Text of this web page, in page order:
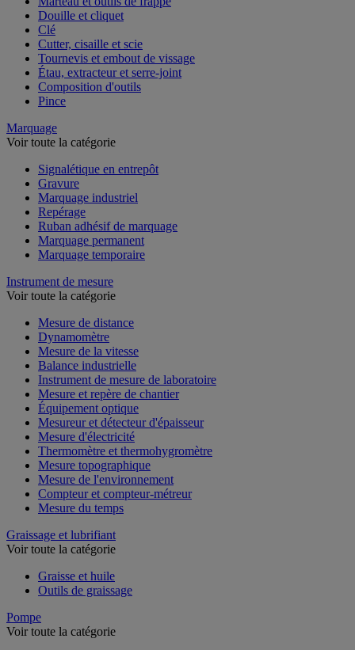
Douille et cliquet
Clé
Cutter, cisaille et scie
Tournevis et embout de vissage
Étau, extracteur et serre-joint
Composition d'outils
Pince
Marquage
Voir toute la catégorie
Signalétique en entrepôt
Gravure
Marquage industriel
Repérage
Ruban adhésif de marquage
Marquage permanent
Marquage temporaire
Instrument de mesure
Voir toute la catégorie
Mesure de distance
Dynamomètre
Mesure de la vitesse
Balance industrielle
Instrument de mesure de laboratoire
Mesure et repère de chantier
Équipement optique
Mesureur et détecteur d'épaisseur
Mesure d'électricité
Thermomètre et thermohygromètre
Mesure topographique
Mesure de l'environnement
Compteur et compteur-métreur
Mesure du temps
Graissage et lubrifiant
Voir toute la catégorie
Graisse et huile
Outils de graissage
Pompe
Voir toute la catégorie